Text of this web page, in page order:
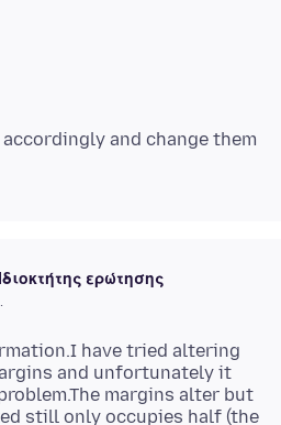
and change them
Ιδιοκτήτης ερώτησης
have tried altering
and unfortunately it
margins alter but
still only occupies half (the